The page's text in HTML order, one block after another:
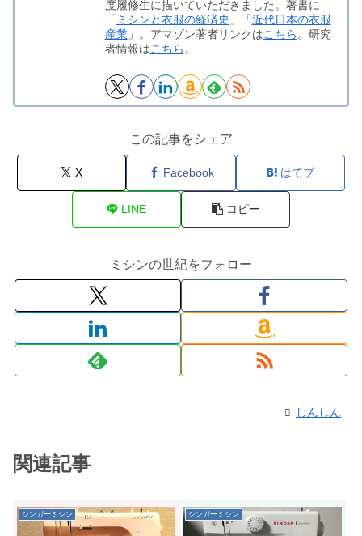
度履修生に描いていただきました。著書に
「 ミシンと衣服の経済史 」「 近代日本の衣服
産業」。アマゾン著者リンクはこちら 。研究
者情報はこちら 。
この記事をシェア
X Facebook はてブ
LINE コピー
ミシンの世紀をフォロー
しんしん
関連記事
シンガーミシン シンガーミシン